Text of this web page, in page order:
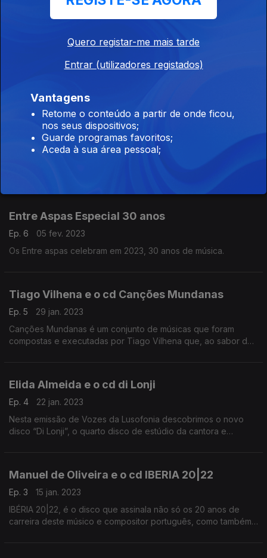
coros), Davide Amaral (guitarras e coros) e Filipe Ricardo
(acordeão e coros).
Raia e Cardo Roxo
Raia e Cardo Roxo apresentam Loendro, um disco inspirado
Carmen Souza e Theo Pascal
12 fev. 2023
Entre Aspas Especial 30 anos
Ep. 6
05 fev. 2023
Os Entre aspas celebram em 2023, 30 anos de música.
Tiago Vilhena e o cd Canções Mundanas
Ep. 5
29 jan. 2023
Canções Mundanas é um conjunto de músicas que foram
compostas e executadas por Tiago Vilhena que, ao sabor da
Elida Almeida e o cd di Lonji
Ep. 4
22 jan. 2023
Nesta emissão de Vozes da Lusofonia descobrimos o novo
disco “Di Lonji”, o quarto disco de estúdio da cantora e
Manuel de Oliveira e o cd IBERIA 20|22
Ep. 3
15 jan. 2023
IBÉRIA 20|22, é o disco que assinala não só os 20 anos de
carreira deste músico e compositor português, como também
Quero registar-me mais tarde
Entrar (utilizadores registados)
Vantagens
Retome o conteúdo a partir de onde ficou,
nos seus dispositivos;
Guarde programas favoritos;
Aceda à sua área pessoal;